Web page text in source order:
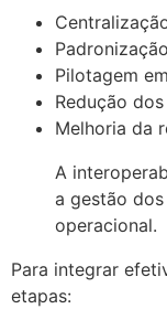
Pilotagem
Redução
Melhoria da
A
a gestão
operacional.
Para integrar
etapas: